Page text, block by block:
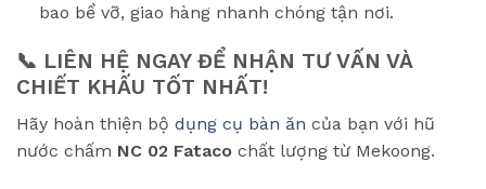
bao bể vỡ, giao hàng nhanh chóng tận nơi.
📞 LIÊN HỆ NGAY ĐỂ NHẬN TƯ VẤN VÀ
CHIẾT KHẤU TỐT NHẤT!
Hãy hoàn thiện bộ dụng cụ bàn ăn của bạn với hũ
nước chấm NC 02 Fataco chất lượng từ Mekoong.